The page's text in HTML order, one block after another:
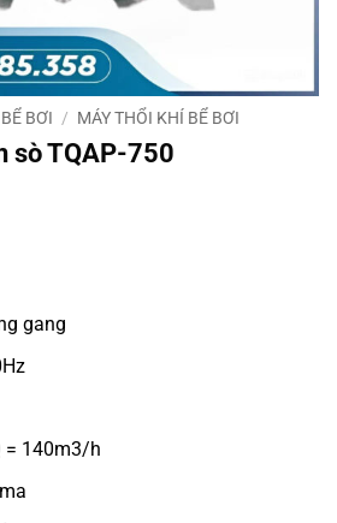
BƠI / MÁY THỔI KHÍ BỂ BƠI
sò TQAP-750
gang
= 140m3/h